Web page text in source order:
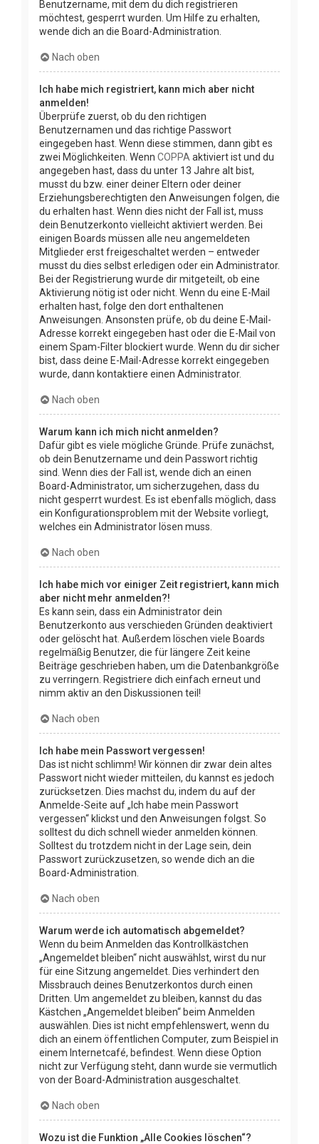
Benutzername, mit dem du dich registrieren
möchtest, gesperrt wurden. Um Hilfe zu erhalten,
wende dich an die Board-Administration.
Nach oben
Ich habe mich registriert, kann mich aber nicht
anmelden!
Überprüfe zuerst, ob du den richtigen
Benutzernamen und das richtige Passwort
eingegeben hast. Wenn diese stimmen, dann gibt es
zwei Möglichkeiten. Wenn COPPA aktiviert ist und du
angegeben hast, dass du unter 13 Jahre alt bist,
musst du bzw. einer deiner Eltern oder deiner
Erziehungsberechtigten den Anweisungen folgen, die
du erhalten hast. Wenn dies nicht der Fall ist, muss
dein Benutzerkonto vielleicht aktiviert werden. Bei
einigen Boards müssen alle neu angemeldeten
Mitglieder erst freigeschaltet werden – entweder
musst du dies selbst erledigen oder ein Administrator.
Bei der Registrierung wurde dir mitgeteilt, ob eine
Aktivierung nötig ist oder nicht. Wenn du eine E-Mail
erhalten hast, folge den dort enthaltenen
Anweisungen. Ansonsten prüfe, ob du deine E-Mail-
Adresse korrekt eingegeben hast oder die E-Mail von
einem Spam-Filter blockiert wurde. Wenn du dir sicher
bist, dass deine E-Mail-Adresse korrekt eingegeben
wurde, dann kontaktiere einen Administrator.
Nach oben
Warum kann ich mich nicht anmelden?
Dafür gibt es viele mögliche Gründe. Prüfe zunächst,
ob dein Benutzername und dein Passwort richtig
sind. Wenn dies der Fall ist, wende dich an einen
Board-Administrator, um sicherzugehen, dass du
nicht gesperrt wurdest. Es ist ebenfalls möglich, dass
ein Konfigurationsproblem mit der Website vorliegt,
welches ein Administrator lösen muss.
Nach oben
Ich habe mich vor einiger Zeit registriert, kann mich
aber nicht mehr anmelden?!
Es kann sein, dass ein Administrator dein
Benutzerkonto aus verschieden Gründen deaktiviert
oder gelöscht hat. Außerdem löschen viele Boards
regelmäßig Benutzer, die für längere Zeit keine
Beiträge geschrieben haben, um die Datenbankgröße
zu verringern. Registriere dich einfach erneut und
nimm aktiv an den Diskussionen teil!
Nach oben
Ich habe mein Passwort vergessen!
Das ist nicht schlimm! Wir können dir zwar dein altes
Passwort nicht wieder mitteilen, du kannst es jedoch
zurücksetzen. Dies machst du, indem du auf der
Anmelde-Seite auf „Ich habe mein Passwort
vergessen“ klickst und den Anweisungen folgst. So
solltest du dich schnell wieder anmelden können.
Solltest du trotzdem nicht in der Lage sein, dein
Passwort zurückzusetzen, so wende dich an die
Board-Administration.
Nach oben
Warum werde ich automatisch abgemeldet?
Wenn du beim Anmelden das Kontrollkästchen
„Angemeldet bleiben“ nicht auswählst, wirst du nur
für eine Sitzung angemeldet. Dies verhindert den
Missbrauch deines Benutzerkontos durch einen
Dritten. Um angemeldet zu bleiben, kannst du das
Kästchen „Angemeldet bleiben“ beim Anmelden
auswählen. Dies ist nicht empfehlenswert, wenn du
dich an einem öffentlichen Computer, zum Beispiel in
einem Internetcafé, befindest. Wenn diese Option
nicht zur Verfügung steht, dann wurde sie vermutlich
von der Board-Administration ausgeschaltet.
Nach oben
Wozu ist die Funktion „Alle Cookies löschen“?